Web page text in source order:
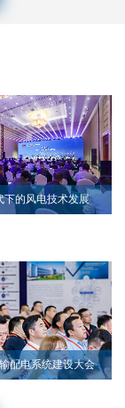
下的风电技术发展
配电系统建设大会